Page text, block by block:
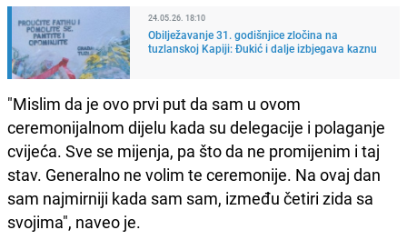
24.05.26. 18:10
Obilježavanje 31. godišnjice zločina na
tuzlanskoj Kapiji: Đukić i dalje izbjegava kaznu
"Mislim da je ovo prvi put da sam u ovom
ceremonijalnom dijelu kada su delegacije i polaganje
cvijeća. Sve se mijenja, pa što da ne promijenim i taj
stav. Generalno ne volim te ceremonije. Na ovaj dan
sam najmirniji kada sam sam, između četiri zida sa
svojima", naveo je.